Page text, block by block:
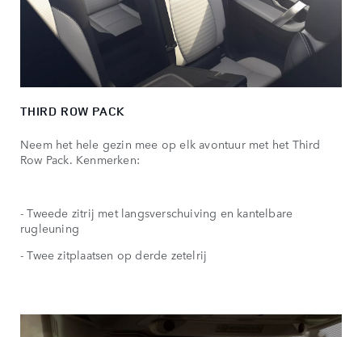
THIRD ROW PACK
Neem het hele gezin mee op elk avontuur met het Third
Row Pack. Kenmerken:
- Tweede zitrij met langsverschuiving en kantelbare
rugleuning
- Twee zitplaatsen op derde zetelrij